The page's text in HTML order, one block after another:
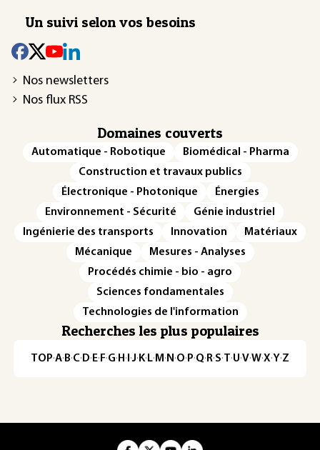
Un suivi selon vos besoins
Nos newsletters
Nos flux RSS
Domaines couverts
Automatique - Robotique
Biomédical - Pharma
Construction et travaux publics
Électronique - Photonique
Énergies
Environnement - Sécurité
Génie industriel
Ingénierie des transports
Innovation
Matériaux
Mécanique
Mesures - Analyses
Procédés chimie - bio - agro
Sciences fondamentales
Technologies de l'information
Recherches les plus populaires
TOP·A·B·C· D· E· F·G· H · ·J· K· L· M · N ·O· P·Q· R·S·T·U·V·W·X·Y·Z